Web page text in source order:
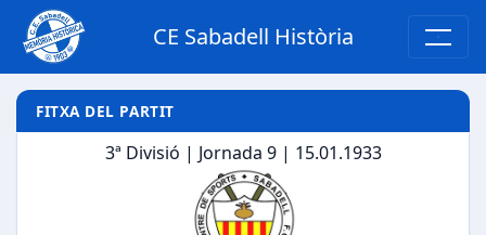
CE Sabadell Història
FITXA DEL PARTIT
3ª Divisió | Jornada 9 | 15.01.1933